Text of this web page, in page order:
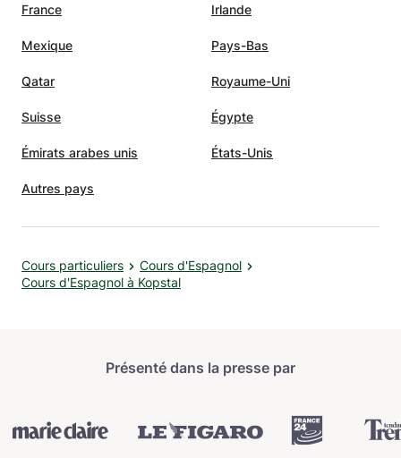
France Irlande
Mexique Pays-Bas
Qatar Royaume-Uni
Suisse Égypte
Émirats arabes unis États-Unis
Autres pays
Cours particuliers
Cours d'Espagnol
Cours d'Espagnol à Kopstal
Présenté dans la presse par